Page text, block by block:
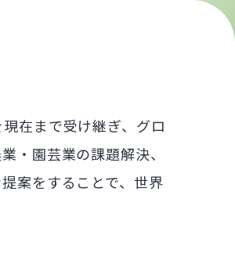
在まで受け継ぎ、グロ
・園芸業の課題解決、
案をすることで、世界